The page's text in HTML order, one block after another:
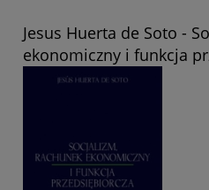
Jesus Huerta de Soto -
ekonomiczny i funkcja